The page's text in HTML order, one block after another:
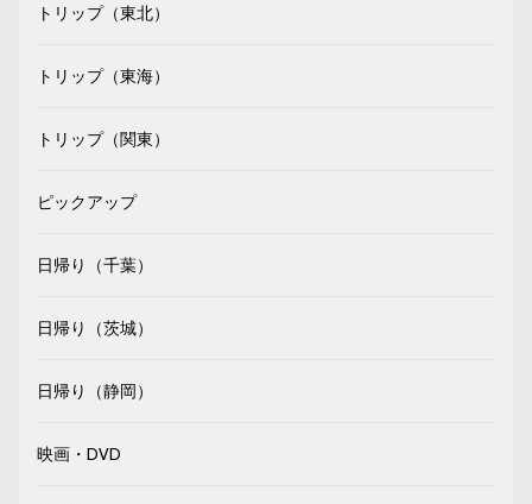
トリップ（東北）
トリップ（東海）
トリップ（関東）
ピックアップ
日帰り（千葉）
日帰り（茨城）
日帰り（静岡）
映画・DVD